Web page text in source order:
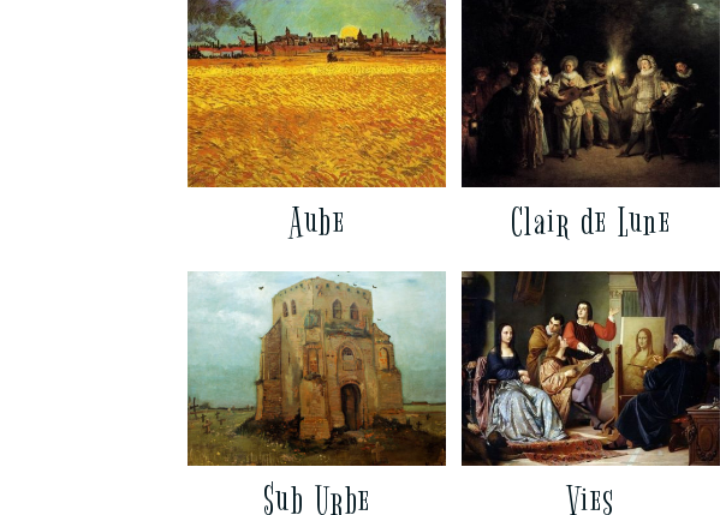
Aube Clair de Lune
Sub Urbe Vies